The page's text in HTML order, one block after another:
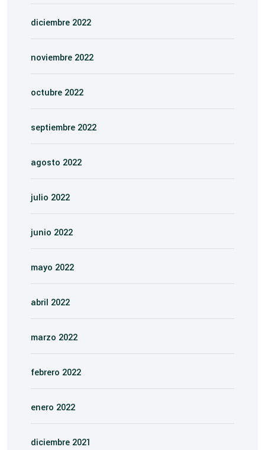
diciembre 2022
noviembre 2022
octubre 2022
septiembre 2022
agosto 2022
julio 2022
junio 2022
mayo 2022
abril 2022
marzo 2022
febrero 2022
enero 2022
diciembre 2021